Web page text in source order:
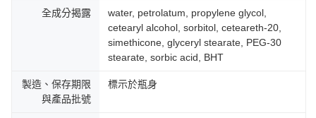
全成分揭露
water, petrolatum, propylene glycol,
cetearyl alcohol, sorbitol, ceteareth-20,
simethicone, glyceryl stearate, PEG-30
stearate, sorbic acid, BHT
製造、保存期限
與產品批號
標示於瓶身